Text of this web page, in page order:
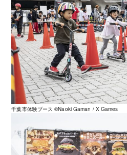
千葉市体験ブース ©️Naoki Gaman / X Games